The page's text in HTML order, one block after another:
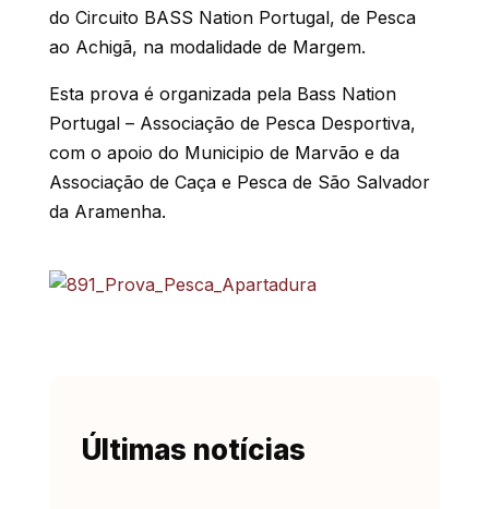
do Circuito BASS Nation Portugal, de Pesca
ao Achigã, na modalidade de Margem.
Esta prova é organizada pela Bass Nation
Portugal – Associação de Pesca Desportiva,
com o apoio do Municipio de Marvão e da
Associação de Caça e Pesca de São Salvador
da Aramenha.
Últimas notícias